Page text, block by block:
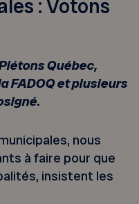
: Votons
Québec,
FADOQ et plusieurs
nous
à faire pour que
insistent les